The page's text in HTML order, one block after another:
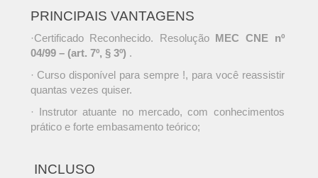
PRINCIPAIS VANTAGENS
·Certificado Reconhecido. ResoluçãoMEC CNE nº
04/99 – (art. 7º, § 3º) .
· Curso disponível para sempre !, para você reassistir
quantas vezes quiser.
· Instrutor atuante no mercado, com conhecimentos
prático e forte embasamento teórico;
INCLUSO